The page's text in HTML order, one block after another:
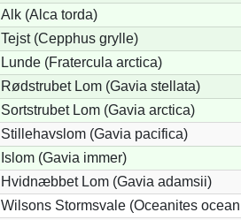
Alk (Alca torda)
Tejst (Cepphus grylle)
Lunde (Fratercula arctica)
Rødstrubet Lom (Gavia stellata)
Sortstrubet Lom (Gavia arctica)
Stillehavslom (Gavia pacifica)
Islom (Gavia immer)
Hvidnæbbet Lom (Gavia adamsii)
Wilsons Stormsvale (Oceanites